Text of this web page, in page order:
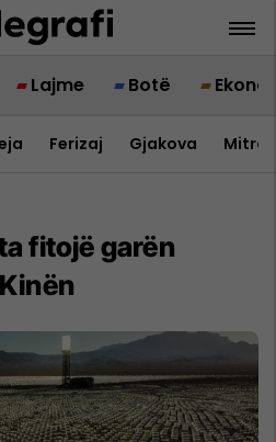
Lajme Botë
Ferizaj Gjakova
fitojë garën